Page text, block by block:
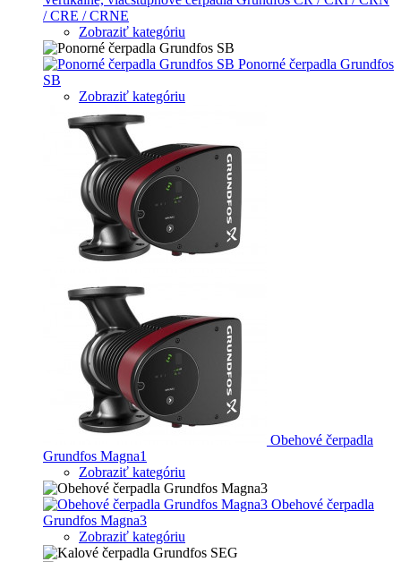
/ CRE / CRNE
Zobraziť kategóriu
Ponorné čerpadla Grundfos
SB
Zobraziť kategóriu
Obehové čerpadla
Grundfos Magna1
Zobraziť kategóriu
Obehové čerpadla
Grundfos Magna3
Zobraziť kategóriu